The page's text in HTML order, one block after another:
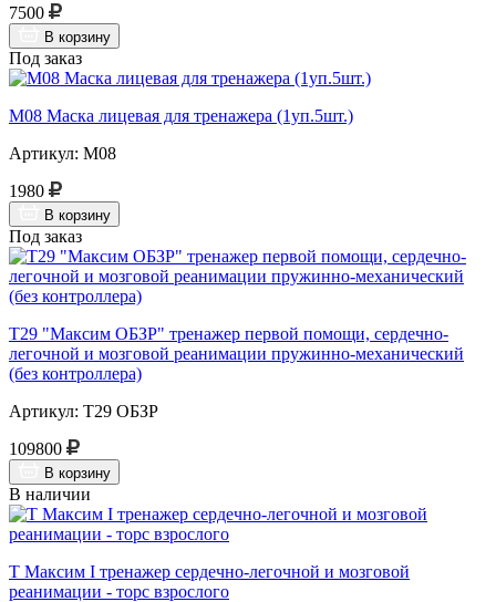
7500
В корзину
Под заказ
М08 Маска лицевая для тренажера (1уп.5шт.)
Артикул: М08
1980
В корзину
Под заказ
Т29 "Максим ОБЗР" тренажер первой помощи, сердечно-
легочной и мозговой реанимации пружинно-механический
(без контроллера)
Артикул: Т29 ОБЗР
109800
В корзину
В наличии
Т Максим I тренажер сердечно-легочной и мозговой
реанимации - торс взрослого